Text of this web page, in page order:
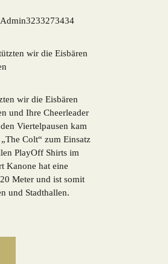
Admin3233273434
wir die Eisbären
und Ihre Cheerleader
Viertelpausen kam
Colt“ zum Einsatz
PlayOff Shirts im
Kanone hat eine
Meter und ist somit
und Stadthallen.